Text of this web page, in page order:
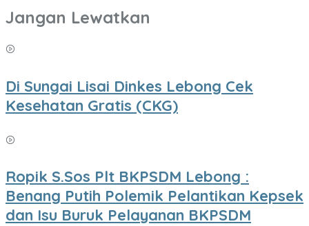
Jangan Lewatkan
Di Sungai Lisai Dinkes Lebong Cek
Kesehatan Gratis (CKG)
Ropik S.Sos Plt BKPSDM Lebong :
Benang Putih Polemik Pelantikan Kepsek
dan Isu Buruk Pelayanan BKPSDM